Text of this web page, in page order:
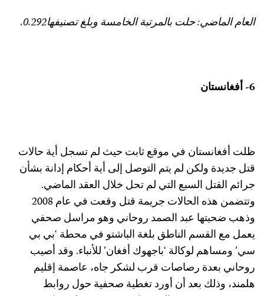
العام الماضي: حلت بالمرتبة الخامسة وبلغ تصنيفها0.292.
ظلت أفغانستان في موقع ثابت حيث لم تسجل أية حالات
قتل جديدة ولكن لم يتم التوصل إلى أية أحكام إدانة بشأن
جرائم القتل السبع التي لم تحل خلال العقد الماضي.
وتتضمن هذه الحالات جريمة قتل وقعت في عام 2008
وذهب ضحيتها عبد الصمد روحاني وهو مراسل صحفي
يعمل مع القسم الناطق بلغة الباشتو في محطة ‘بي بي
سي’ ومساهم لوكالة ‘باجهوك أفغان’ للأنباء. وقد أصيب
روحاني بعدة رصاصات قرب لشكر جاه، عاصمة إقليم
هلمند، وذلك بعد أن أورد تغطية صحفية حول روابط